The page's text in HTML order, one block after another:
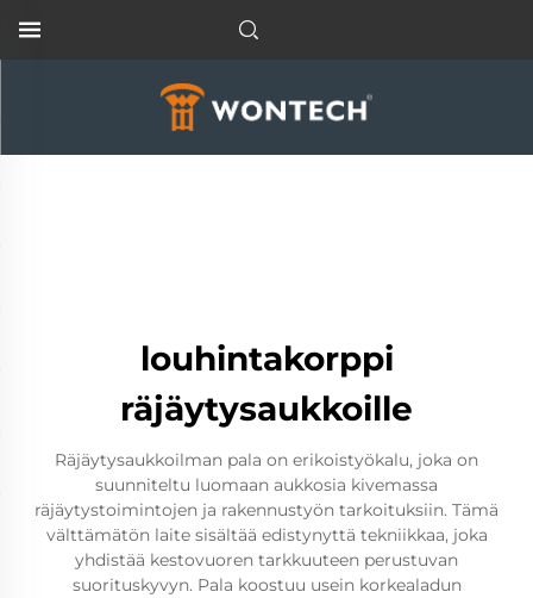
louhintakorppi
räjäytysaukkoille
Räjäytysaukkoilman pala on erikoistyökalu, joka on
suunniteltu luomaan aukkosia kivemassa
räjäytystoimintojen ja rakennustyön tarkoituksiin. Tämä
välttämätön laite sisältää edistynyttä tekniikkaa, joka
yhdistää kestovuoren tarkkuuteen perustuvan
suorituskyvyn. Pala koostuu usein korkealadun